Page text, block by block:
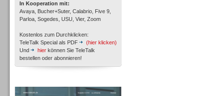
In Kooperation mit:
Avaya, Bucher+Suter, Calabrio, Five 9,
Parloa, Sogedes, USU, Vier, Zoom
Kostenlos zum Durchklicken:
TeleTalk Special als PDF
(hier klicken)
Und
hier können Sie TeleTalk
bestellen oder abonnieren!